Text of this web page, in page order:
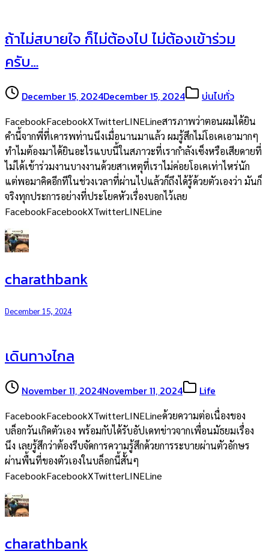
ถ้าไม่สบายใจ ก็ไม่ต้องไป ไม่ต้องเข้าร่วม
ครับ…
December 15, 2024December 15, 2024 บ่นไปทั่ว
FacebookFacebookXTwitterLINELineสารภาพว่าตอนผมได้ยิน
คำนี้จากพี่ที่เคารพท่านนึงเมื่อนานมาแล้ว ผมรู้สึกไม่โอเคเอามากๆ
ทำไมต้องมาได้ยินอะไรแบบนี้ในสภาวะที่เรากำลังเซ็งหรือเสียดายที่
ไม่ได้เข้าร่วมงานบางงานด้วยสาเหตุที่เราไม่ค่อยโอเคเท่าไหร่นัก
แต่พอมาคิดอีกทีในช่วงเวลาที่ผ่านไปแล้วก็ถึงได้รู้ด้วยตัวเองว่า มันก็
จริงทุกประการอย่างที่ประโยคหัวเรื่องบอกไว้เลย
FacebookFacebookXTwitterLINELine
charathbank
December 15, 2024
เดินทางไกล
November 11, 2024November 11, 2024 Life
FacebookFacebookXTwitterLINELineด้วยความต่อเนื่องของ
บล็อกวันเกิดตัวเอง พร้อมกับได้รับอัปเดทข่าวจากเพื่อนมัธยมเรื่อง
นึง เลยรู้สึกว่าต้องรีบจัดการความรู้สึกด้วยการระบายผ่านตัวอักษร
ผ่านพื้นที่ของตัวเองในบล็อกนี้สั้นๆ
FacebookFacebookXTwitterLINELine
charathbank